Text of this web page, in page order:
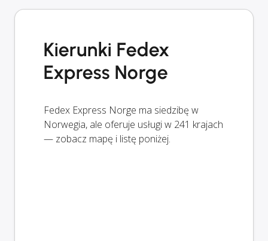
Kierunki Fedex
Express Norge
Fedex Express Norge ma siedzibę w
Norwegia, ale oferuje usługi w 241 krajach
— zobacz mapę i listę poniżej.